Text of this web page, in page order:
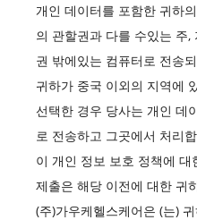
개인 데이터를 포함한 귀하
의 관할권과 다를 수있는 주
권 밖에있는 컴퓨터로 전송
귀하가 중국 이외의 지역에
선택한 경우 당사는 개인 데
로 전송하고 그곳에서 처리
이 개인 정보 보호 정책에
제출은 해당 이전에 대한 귀
(주)가우케헬스케어은 (는)